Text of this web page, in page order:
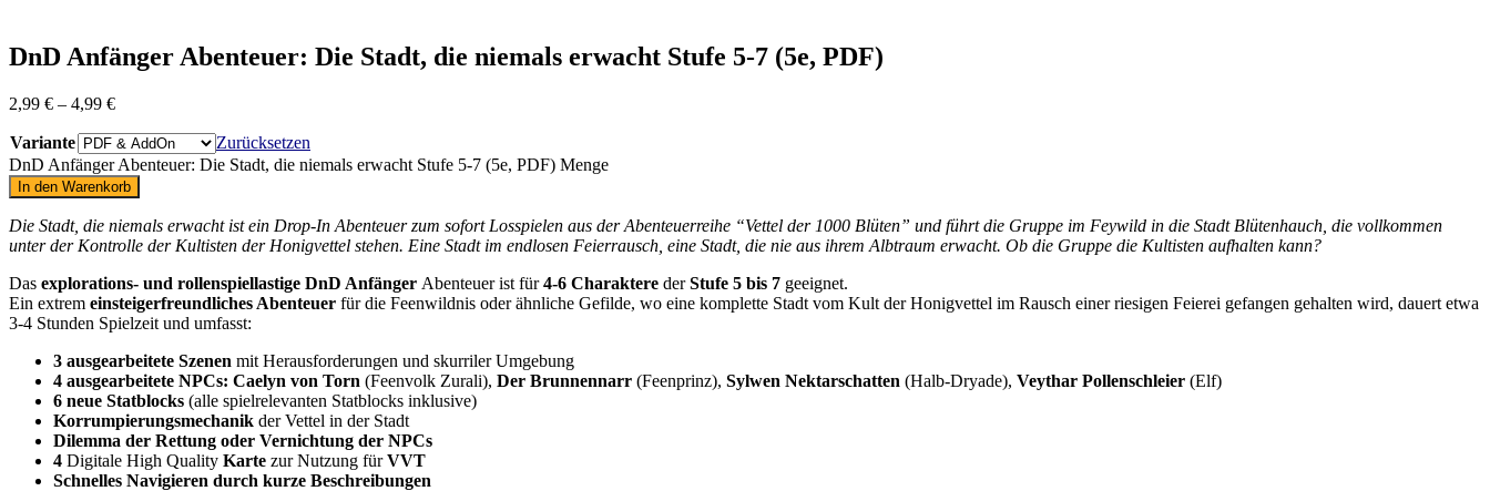
DnD Anfänger Abenteuer: Die Stadt, die niemals erwacht Stufe 5-7 (5e, PDF)
2,99 € – 4,99 €
Variante
Zurücksetzen
DnD Anfänger Abenteuer: Die Stadt, die niemals erwacht Stufe 5-7 (5e, PDF) Menge
In den Warenkorb
Die Stadt, die niemals erwacht ist ein Drop-In Abenteuer zum sofort Losspielen aus der Abenteuerreihe “Vettel der 1000 Blüten” und führt die Gruppe im Feywild in die Stadt Blütenhauch, die vollkommen
unter der Kontrolle der Kultisten der Honigvettel stehen. Eine Stadt im endlosen Feierrausch, eine Stadt, die nie aus ihrem Albtraum erwacht. Ob die Gruppe die Kultisten aufhalten kann?
Das explorations- und rollenspiellastige DnD Anfänger Abenteuer ist für4-6 Charaktere derStufe 5 bis 7 geeignet.
Ein extrem einsteigerfreundliches Abenteuer für die Feenwildnis oder ähnliche Gefilde, wo eine komplette Stadt vom Kult der Honigvettel im Rausch einer riesigen Feierei gefangen gehalten wird, dauert etwa
3-4 Stunden Spielzeit und umfasst:
3 ausgearbeitete Szenen mit Herausforderungen und skurriler Umgebung
4 ausgearbeitete NPCs: Caelyn von Torn (Feenvolk Zurali), Der Brunnennarr (Feenprinz), Sylwen Nektarschatten (Halb-Dryade), Veythar Pollenschleier (Elf)
6 neue Statblocks (alle spielrelevanten Statblocks inklusive)
Korrumpierungsmechanik der Vettel in der Stadt
Dilemma der Rettung oder Vernichtung der NPCs
4 Digitale High Quality Karte zur Nutzung fürVVT
Schnelles Navigieren durch kurze Beschreibungen